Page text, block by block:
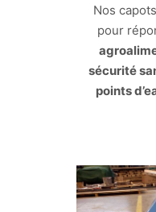
Nos
pour
sécurité
points